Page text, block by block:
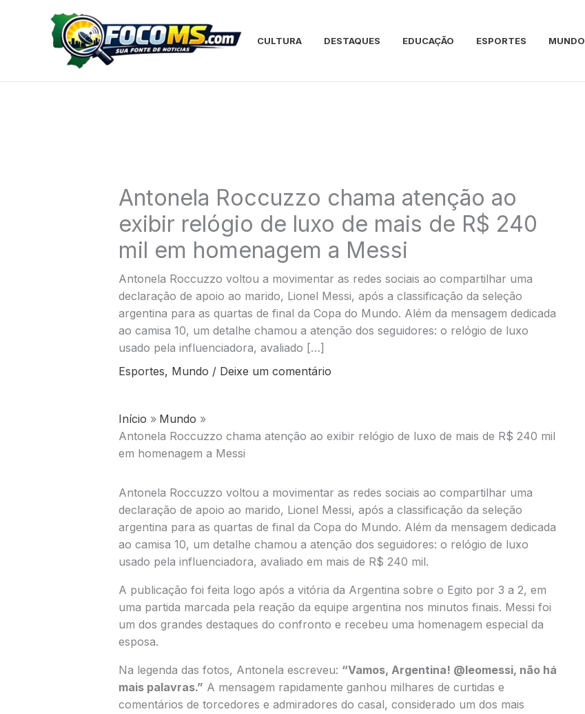
CULTURA DESTAQUES EDUCAÇÃO ESPORTES MUNDO
Antonela Roccuzzo chama atenção ao
exibir relógio de luxo de mais de R$ 240
mil em homenagem a Messi
Antonela Roccuzzo voltou a movimentar as redes sociais ao compartilhar uma
declaração de apoio ao marido, Lionel Messi, após a classificação da seleção
argentina para as quartas de final da Copa do Mundo. Além da mensagem dedicada
ao camisa 10, um detalhe chamou a atenção dos seguidores: o relógio de luxo
usado pela influenciadora, avaliado […]
Esportes, Mundo / Deixe um comentário
Início
Mundo
Antonela Roccuzzo chama atenção ao exibir relógio de luxo de mais de R$ 240 mil
em homenagem a Messi
Antonela Roccuzzo voltou a movimentar as redes sociais ao compartilhar uma
declaração de apoio ao marido, Lionel Messi, após a classificação da seleção
argentina para as quartas de final da Copa do Mundo. Além da mensagem dedicada
ao camisa 10, um detalhe chamou a atenção dos seguidores: o relógio de luxo
usado pela influenciadora, avaliado em mais de R$ 240 mil.
A publicação foi feita logo após a vitória da Argentina sobre o Egito por 3 a 2, em
uma partida marcada pela reação da equipe argentina nos minutos finais. Messi foi
um dos grandes destaques do confronto e recebeu uma homenagem especial da
esposa.
Na legenda das fotos, Antonela escreveu: “Vamos, Argentina! @leomessi, não há
mais palavras.” A mensagem rapidamente ganhou milhares de curtidas e
comentários de torcedores e admiradores do casal, considerado um dos mais